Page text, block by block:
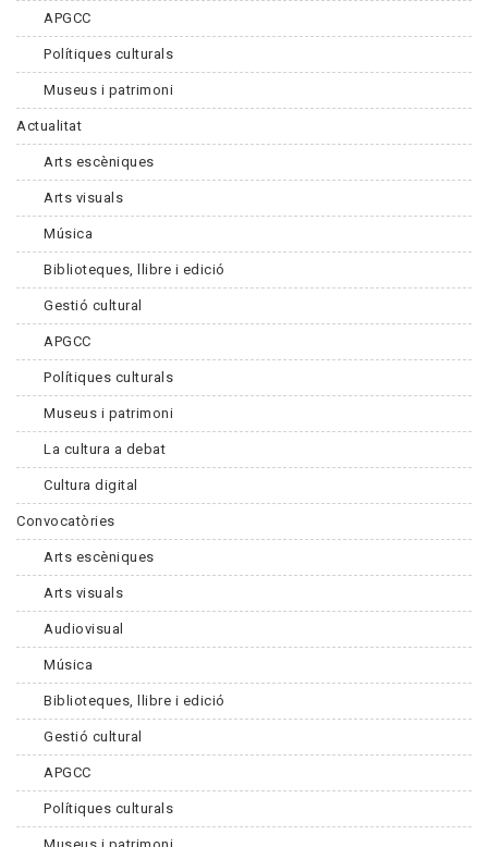
APGCC
Polítiques culturals
Museus i patrimoni
Actualitat
Arts escèniques
Arts visuals
Música
Biblioteques, llibre i edició
Gestió cultural
APGCC
Polítiques culturals
Museus i patrimoni
La cultura a debat
Cultura digital
Convocatòries
Arts escèniques
Arts visuals
Audiovisual
Música
Biblioteques, llibre i edició
Gestió cultural
APGCC
Polítiques culturals
Museus i patrimoni